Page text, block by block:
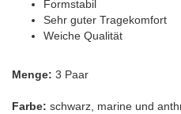
Formstabil
Sehr guter Tragekomfort
Weiche Qualität
Menge: 3 Paar
Farbe: schwarz, marine und